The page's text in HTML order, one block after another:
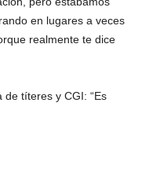
en lugares a veces
realmente te dice
títeres y CGI: “Es